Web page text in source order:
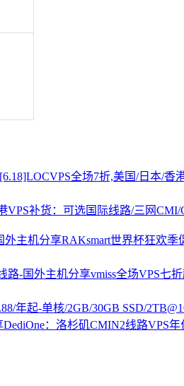
[6.18]LOCVPS全场7折,美国/日本/香
VPS补货：可选国际线路/三网
RAKsmart世界杯狂欢季
vmiss全场VPS七
年起-单核/2GB/30GB SSD/
DediOne：洛杉矶CMIN2线路VPS